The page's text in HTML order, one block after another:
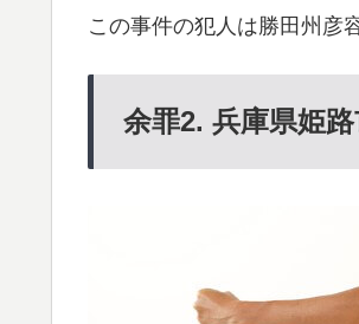
この事件の犯人は勝田州彦
余罪2. 兵庫県姫